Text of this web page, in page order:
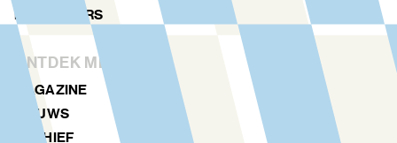
NDSM TOERS
ONTDEK MEER
MAGAZINE
NIEUWS
ARCHIEF